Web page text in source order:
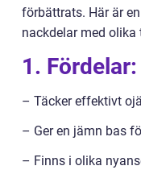
förbättrats. Här är
nackdelar med
1. Fördelar:
– Täcker effektivt
– Ger en jämn bas
– Finns i olika